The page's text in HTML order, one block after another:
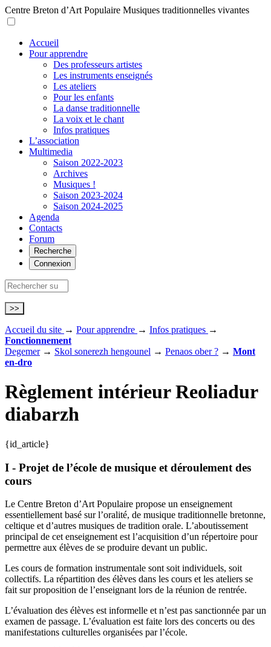
Centre Breton d’Art Populaire Musiques traditionnelles vivantes
Accueil
Pour apprendre
Des professeurs artistes
Les instruments enseignés
Les ateliers
Pour les enfants
La danse traditionnelle
La voix et le chant
Infos pratiques
L’association
Multimedia
Saison 2022-2023
Archives
Musiques !
Saison 2023-2024
Saison 2024-2025
Agenda
Contacts
Forum
Recherche
Connexion
Accueil du site → Pour apprendre → Infos pratiques →
Fonctionnement
Degemer→ Skol sonerezh hengounel → Penaos ober ? → Mont
en-dro
Règlement intérieurReoliadur
diabarzh
{id_article}
I - Projet de l’école de musique et déroulement des
cours
Le Centre Breton d’Art Populaire propose un enseignement
essentiellement basé sur l’oralité, de musique traditionnelle bretonne,
celtique et d’autres musiques de tradition orale. L’aboutissement
principal de cet enseignement est l’acquisition d’un répertoire pour
permettre aux élèves de se produire devant un public.
Les cours de formation instrumentale sont soit individuels, soit
collectifs. La répartition des élèves dans les cours et les ateliers se
fait sur proposition de l’enseignant lors de la réunion de rentrée.
L’évaluation des élèves est informelle et n’est pas sanctionnée par un
examen de passage. L’évaluation est faite lors des concerts ou des
manifestations culturelles organisées par l’école.